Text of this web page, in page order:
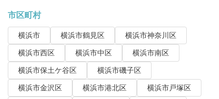
市区町村
横浜市 横浜市鶴見区
横浜市神奈川区
横浜市西区
横浜市中区
横浜市南区
横浜市保土ケ谷区
横浜市磯子区
横浜市金沢区
横浜市港北区
横浜市戸塚区